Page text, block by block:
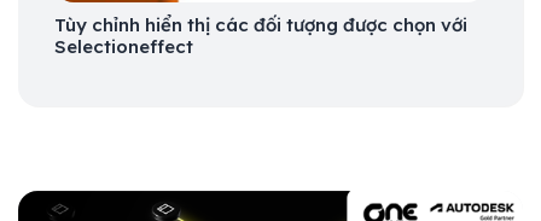
Tùy chỉnh hiển thị các đối tượng được chọn với
Selectioneffect